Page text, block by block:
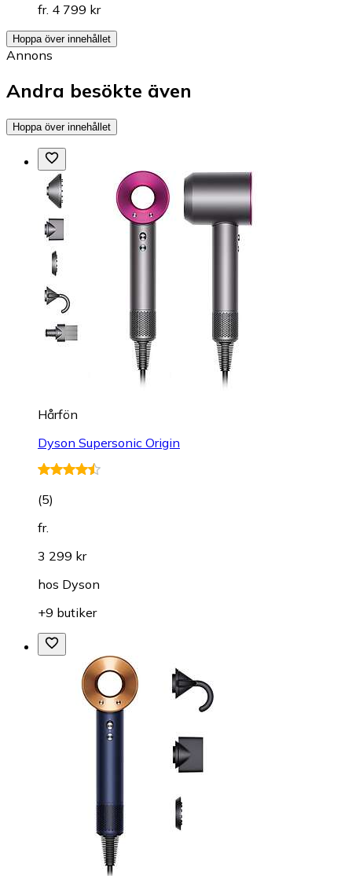
fr. 4 799 kr
Hoppa över innehållet
Annons
Andra besökte även
Hoppa över innehållet
Hårfön
Dyson Supersonic Origin
(5)
fr.
3 299 kr
hos Dyson
+9 butiker